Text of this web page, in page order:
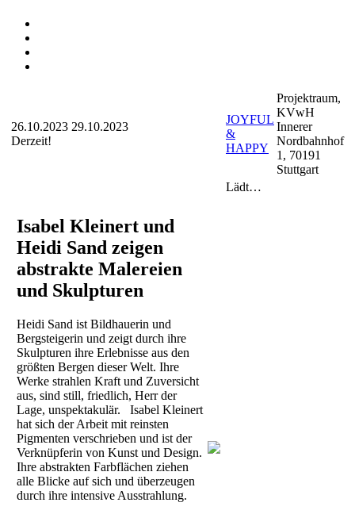
26.10.2023 29.10.2023
Derzeit!
JOYFUL
&
HAPPY
Projektraum,
KVwH
Innerer
Nordbahnhof
1, 70191
Stuttgart
Lädt…
Isabel Kleinert und
Heidi Sand zeigen
abstrakte Malereien
und Skulpturen
Heidi Sand ist Bildhauerin und
Bergsteigerin und zeigt durch ihre
Skulpturen ihre Erlebnisse aus den
größten Bergen dieser Welt. Ihre
Werke strahlen Kraft und Zuversicht
aus, sind still, friedlich, Herr der
Lage, unspektakulär. Isabel Kleinert
hat sich der Arbeit mit reinsten
Pigmenten verschrieben und ist der
Verknüpferin von Kunst und Design.
Ihre abstrakten Farbflächen ziehen
alle Blicke auf sich und überzeugen
durch ihre intensive Ausstrahlung.